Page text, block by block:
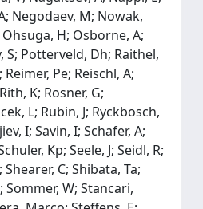
Negodaev, M; Nowak,
H; Osborne, A;
S; Potterveld, Dh; Raithel,
Pe; Reischl, A;
K; Rosner, G;
L; Rubin, J; Ryckbosch,
I; Savin, I; Schafer, A;
Kp; Seele, J; Seidl, R;
C; Shibata, Ta;
Sommer, W; Stancari,